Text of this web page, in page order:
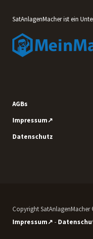
SatAnlagenMacher ist ein
AGBs
Impressum↗
Datenschutz
Copyright
Impressum↗ -